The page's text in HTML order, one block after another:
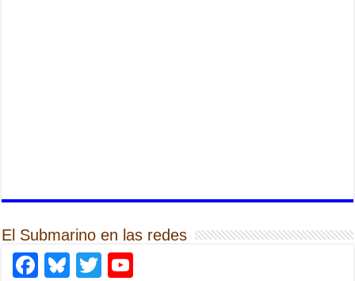
El Submarino en las redes
Facebook
Bluesky
Twitter